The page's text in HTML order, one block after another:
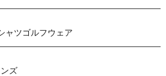
ャツゴルフウェア
ンズ